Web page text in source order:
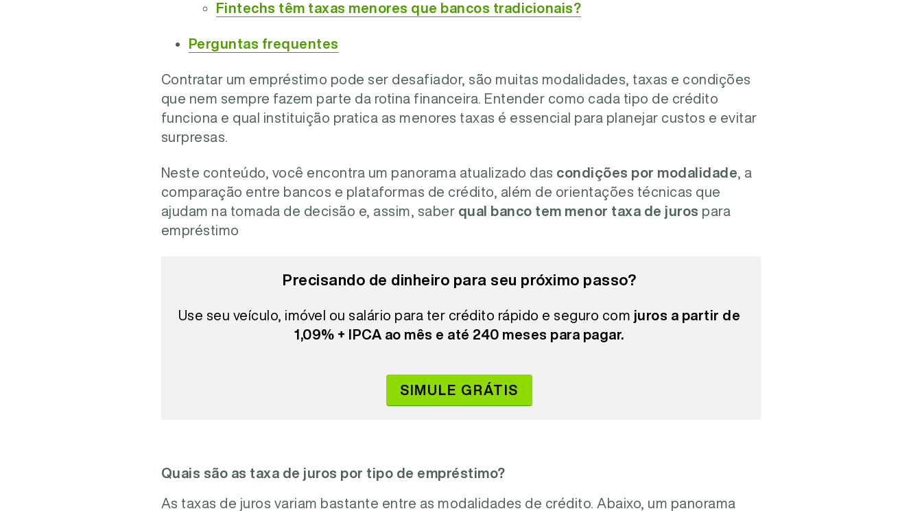
Fintechs têm taxas menores que bancos tradicionais?
Perguntas frequentes
Contratar um empréstimo pode ser desafiador, são muitas modalidades, taxas e condições
que nem sempre fazem parte da rotina financeira. Entender como cada tipo de crédito
funciona e qual instituição pratica as menores taxas é essencial para planejar custos e evitar
surpresas.
Neste conteúdo, você encontra um panorama atualizado das condições por modalidade , a
comparação entre bancos e plataformas de crédito, além de orientações técnicas que
ajudam na tomada de decisão e, assim, saber qual banco tem menor taxa de juros para
empréstimo
Precisando de dinheiro para seu próximo passo?
Use seu veículo, imóvel ou salário para ter crédito rápido e seguro com juros a partir de
1,09% + IPCA ao mês e até 240 meses para pagar.
SIMULE GRÁTIS
Quais são as taxa de juros por tipo de empréstimo?
As taxas de juros variam bastante entre as modalidades de crédito. Abaixo, um panorama